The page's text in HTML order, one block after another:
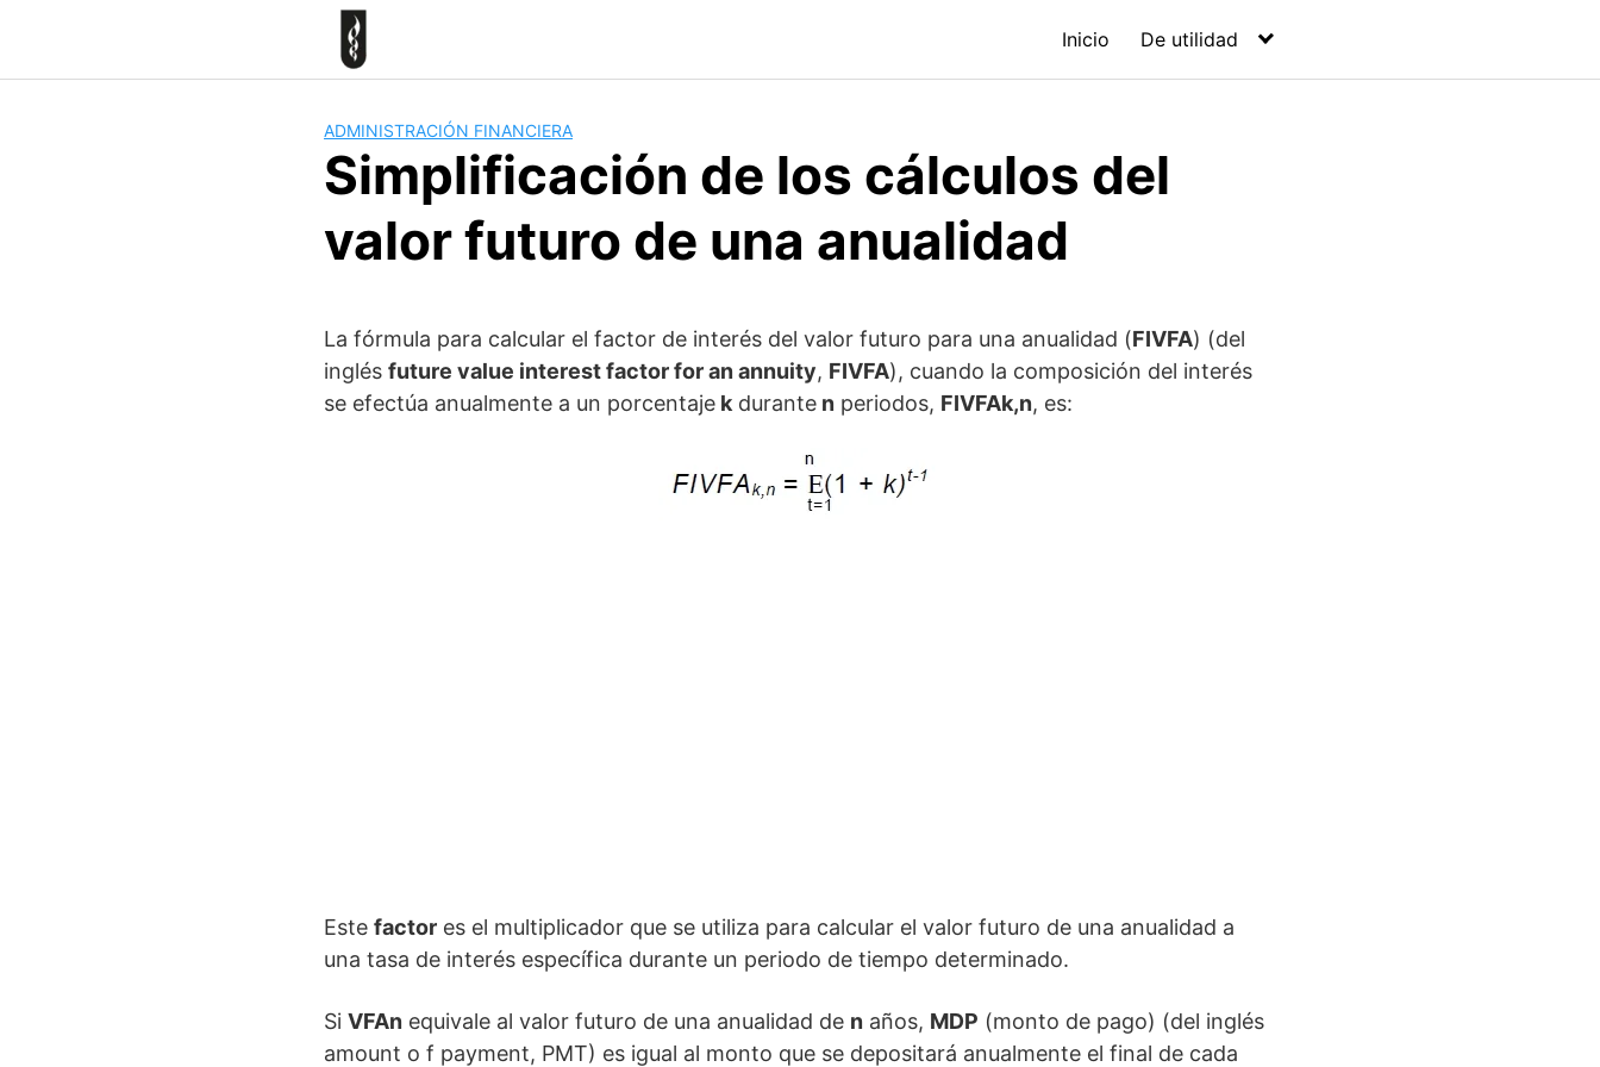
Inicio De utilidad
ADMINISTRACIÓN FINANCIERA
Simplificación de los cálculos del
valor futuro de una anualidad
La fórmula para calcular el factor de interés del valor futuro para una anualidad (FIVFA) (del
inglés future value interest factor for an annuity, FIVFA), cuando la composición del interés
se efectúa anualmente a un porcentaje k durante n periodos, FIVFAk,n, es:
Este factor es el multiplicador que se utiliza para calcular el valor futuro de una anualidad a
una tasa de interés específica durante un periodo de tiempo determinado.
Si VFAn equivale al valor futuro de una anualidad de n años, MDP (monto de pago) (del inglés
amount o f payment, PMT) es igual al monto que se depositará anualmente el final de cada